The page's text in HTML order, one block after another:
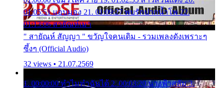
01:05:51 แอบมอง 21. 01:09:27 พบรักปากน้ำโพ 22.
01:13:06 สายัณห์เมา
" สายัณห์ สัญญา " ขวัญใจคนเดิม - รวมเพลงดังเพราะๆ
ซึ้งๆ (Official Audio)
32 views • 21.07.2569
1. 00:00:00 ทำไมทำฉันได้ 2. 00:03:20 นางฟ้าสลัม 3.